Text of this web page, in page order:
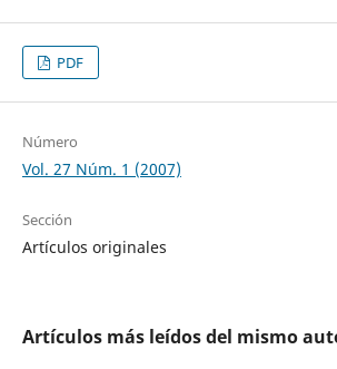
PDF
Número
Vol. 27 Núm. 1 (2007)
Sección
Artículos originales
Artículos más leídos del mismo